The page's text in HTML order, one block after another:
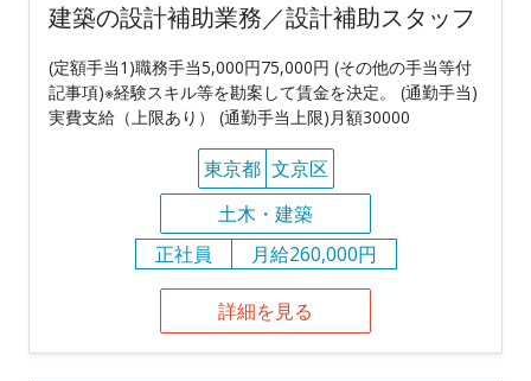
建築の設計補助業務／設計補助スタッフ
(定額手当1)職務手当5,000円75,000円 (その他の手当等付
記事項)※経験スキル等を勘案して賃金を決定。 (通勤手当)
実費支給（上限あり） (通勤手当上限)月額30000
東京都 文京区
土木・建築
正社員
月給260,000円
詳細を見る